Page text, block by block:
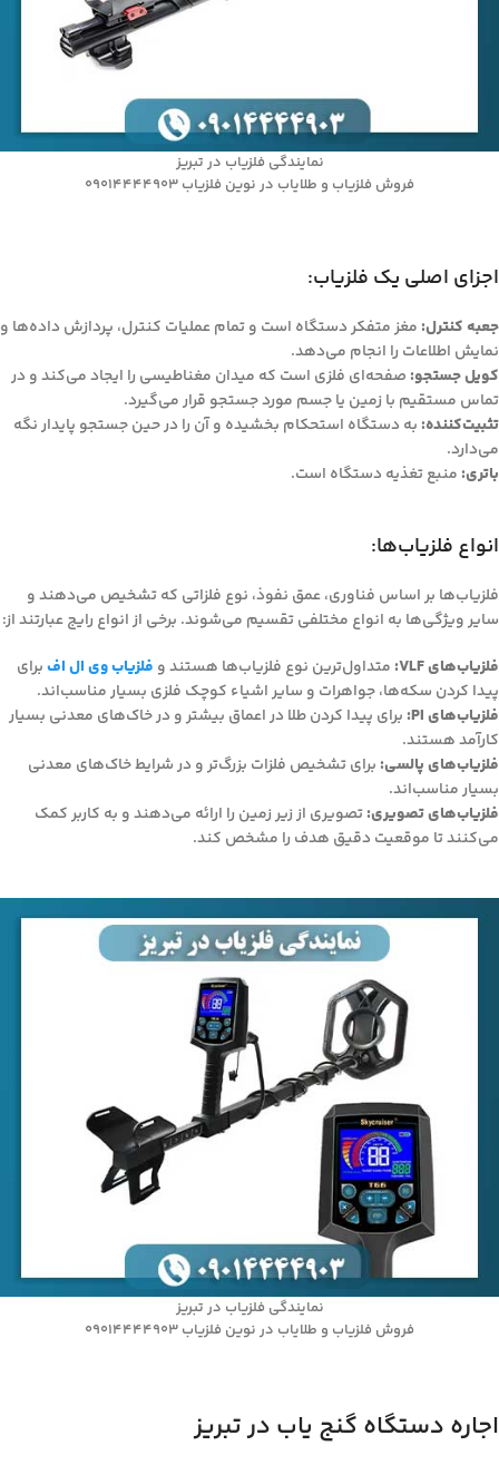
نمایندگی فلزیاب در تبریز
فروش فلزیاب و طلایاب در نوین فلزیاب 09014444903
اجزای اصلی یک فلزیاب:
جعبه کنترل: مغز متفکر دستگاه است و تمام عملیات کنترل، پردازش داده‌ها و
نمایش اطلاعات را انجام می‌دهد.
کویل جستجو: صفحه‌ای فلزی است که میدان مغناطیسی را ایجاد می‌کند و در
تماس مستقیم با زمین یا جسم مورد جستجو قرار می‌گیرد.
تثبیت‌کننده: به دستگاه استحکام بخشیده و آن را در حین جستجو پایدار نگه
می‌دارد.
باتری: منبع تغذیه دستگاه است.
انواع فلزیاب‌ها:
فلزیاب‌ها بر اساس فناوری، عمق نفوذ، نوع فلزاتی که تشخیص می‌دهند و
سایر ویژگی‌ها به انواع مختلفی تقسیم می‌شوند. برخی از انواع رایج عبارتند از:
فلزیاب‌های VLF:
متداول‌ترین نوع فلزیاب‌ها هستند و فلزیاب وی ال افبرای
پیدا کردن سکه‌ها، جواهرات و سایر اشیاء کوچک فلزی بسیار مناسب‌اند.
فلزیاب‌های PI:
برای پیدا کردن طلا در اعماق بیشتر و در خاک‌های معدنی بسیار
کارآمد هستند.
فلزیاب‌های پالسی: برای تشخیص فلزات بزرگ‌تر و در شرایط خاک‌های معدنی
بسیار مناسب‌اند.
فلزیاب‌های تصویری:تصویری از زیر زمین را ارائه می‌دهند و به کاربر کمک
می‌کنند تا موقعیت دقیق هدف را مشخص کند.
نمایندگی فلزیاب در تبریز
فروش فلزیاب و طلایاب در نوین فلزیاب 09014444903
اجاره دستگاه گنج یاب در تبریز